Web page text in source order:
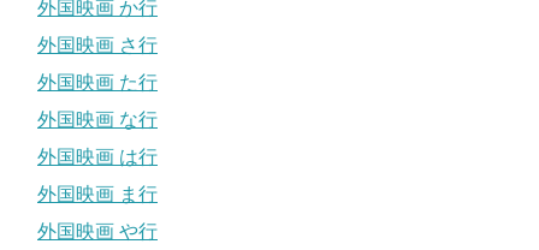
外国映画 か行
外国映画 さ行
外国映画 た行
外国映画 な行
外国映画 は行
外国映画 ま行
外国映画 や行